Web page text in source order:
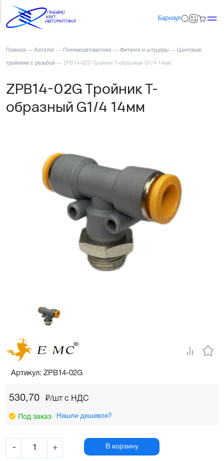
Барнаул
Главная — Каталог — Пневмоавтоматика — Фитинги и штуцеры — Цанговые
тройники с резьбой — ZPB14-02G Тройник Т-образный G1/4 14мм
ZPB14-02G Тройник Т-
образный G1/4 14мм
530,70 ₽/шт c НДС
Под заказ Нашли дешевле?
- + В корзину
Артикул: ZPB14-02G